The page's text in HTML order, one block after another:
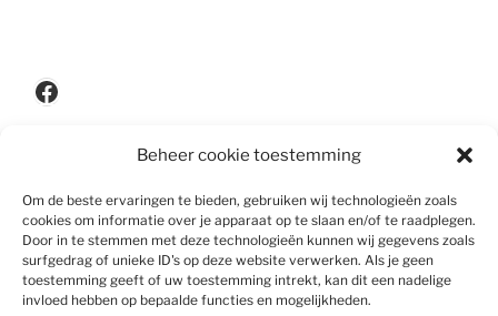
Beheer cookie toestemming
Om de beste ervaringen te bieden, gebruiken wij technologieën zoals
cookies om informatie over je apparaat op te slaan en/of te raadplegen.
Door in te stemmen met deze technologieën kunnen wij gegevens zoals
surfgedrag of unieke ID's op deze website verwerken. Als je geen
toestemming geeft of uw toestemming intrekt, kan dit een nadelige
invloed hebben op bepaalde functies en mogelijkheden.
Facebook
Disclaimer